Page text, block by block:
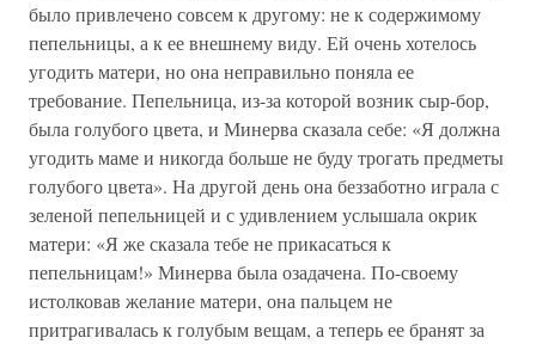
было привлечено совсем к другому: не к содержимому
пепельницы, а к ее внешнему виду. Ей очень хотелось
угодить матери, но она неправильно поняла ее
требование. Пепельница, из-за которой возник сыр-бор,
была голубого цвета, и Минерва сказала себе: «Я должна
угодить маме и никогда больше не буду трогать предметы
голубого цвета». На другой день она беззаботно играла с
зеленой пепельницей и с удивлением услышала окрик
матери: «Я же сказала тебе не прикасаться к
пепельницам!» Минерва была озадачена. По-своему
истолковав желание матери, она пальцем не
притрагивалась к голубым вещам, а теперь ее бранят за